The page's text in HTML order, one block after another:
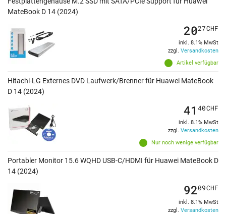
MateBook D 14 (2024)
Artikel verfügbar
2027CHF
inkl. 8.1% MwSt
zzgl. Versandkosten
Hitachi-LG Externes DVD Laufwerk/Brenner für Huawei MateBook
D 14 (2024)
Nur noch wenige verfügbar
41 40CHF
inkl. 8.1% MwSt
zzgl. Versandkosten
Portabler Monitor 15.6 WQHD USB-C/HDMI für Huawei MateBook D
14 (2024)
9209CHF
inkl. 8.1% MwSt
zzgl. Versandkosten